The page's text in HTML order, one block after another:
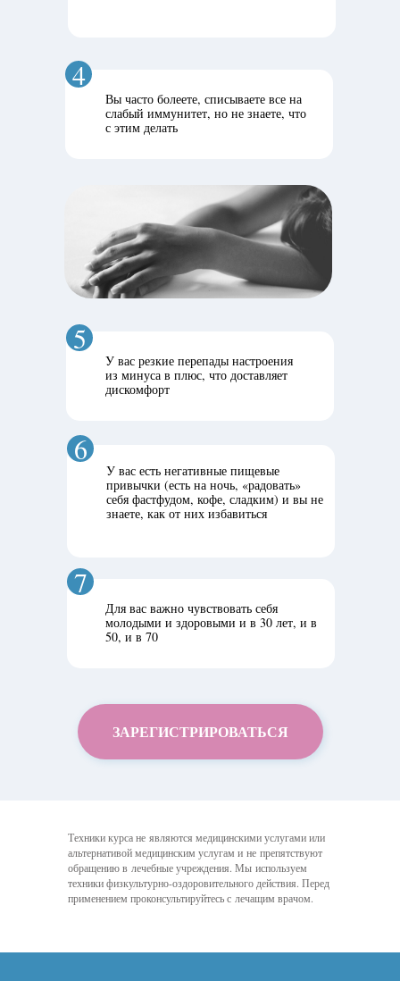
Вы часто болеете, списываете все на
слабый иммунитет, но не знаете, что
с этим делать
Для вас важно чувствовать себя
молодыми и здоровыми и в 30 лет, и в
50, и в 70
7
4
У вас резкие перепады настроения
из минуса в плюс, что доставляет
дискомфорт
5
У вас есть негативные пищевые
привычки (есть на ночь, «радовать»
себя фастфудом, кофе, сладким) и вы не
знаете, как от них избавиться
6
ЗАРЕГИСТРИРОВАТЬСЯ
Техники курса не являются медицинскими услугами или
альтернативой медицинским услугам и не препятствуют
обращению в лечебные учреждения. Мы используем
техники физкультурно-оздоровительного действия. Перед
применением проконсультируйтесь с лечащим врачом.